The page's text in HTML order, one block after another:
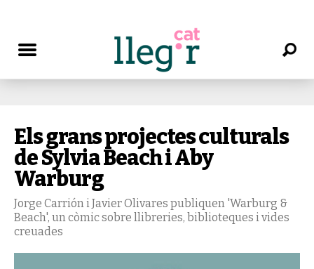
Els grans projectes culturals
de Sylvia Beach i Aby
Warburg
Jorge Carrión i Javier Olivares publiquen 'Warburg &
Beach', un còmic sobre llibreries, biblioteques i vides
creuades